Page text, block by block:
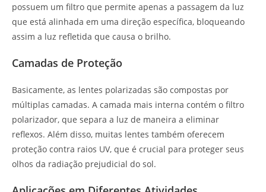
possuem um filtro que permite apenas a passagem da luz
que está alinhada em uma direção específica, bloqueando
assim a luz refletida que causa o brilho.
Camadas de Proteção
Basicamente, as lentes polarizadas são compostas por
múltiplas camadas. A camada mais interna contém o filtro
polarizador, que separa a luz de maneira a eliminar
reflexos. Além disso, muitas lentes também oferecem
proteção contra raios UV, que é crucial para proteger seus
olhos da radiação prejudicial do sol.